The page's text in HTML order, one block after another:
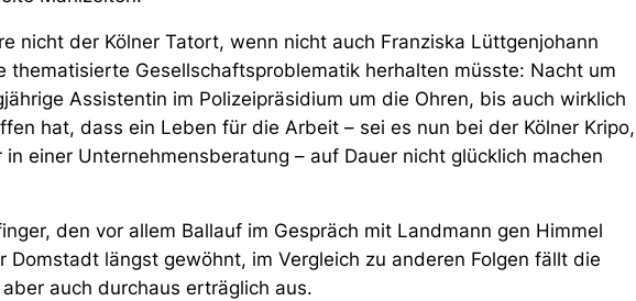
nicht der Kölner Tatort, wenn nicht auch Franziska Lüttgenjohann
thematisierte Gesellschaftsproblematik herhalten müsste: Nacht um
Assistentin im Polizeipräsidium um die Ohren, bis auch wirklich
hat, dass ein Leben für die Arbeit – sei es nun bei der Kölner Kripo,
einer Unternehmensberatung – auf Dauer nicht glücklich machen
den vor allem Ballauf im Gespräch mit Landmann gen Himmel
Domstadt längst gewöhnt, im Vergleich zu anderen Folgen fällt die
aber auch durchaus erträglich aus.